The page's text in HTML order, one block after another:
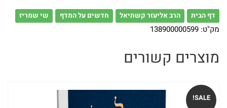
אברהם
וסרמן
ספרי
טוביה
דף הבית הרב אליעזר קשתיאל חדשים על המדף שי שמריז
מק"ט: 138900000599
מוצרים קשורים
SALE!